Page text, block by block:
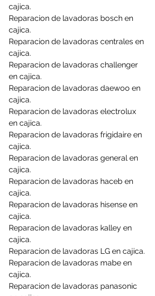
cajica.
Reparacion de lavadoras bosch en
cajica.
Reparacion de lavadoras centrales en
cajica.
Reparacion de lavadoras challenger
en cajica.
Reparacion de lavadoras daewoo en
cajica.
Reparacion de lavadoras electrolux
en cajica.
Reparacion de lavadoras frigidaire en
cajica.
Reparacion de lavadoras general en
cajica.
Reparacion de lavadoras haceb en
cajica.
Reparacion de lavadoras hisense en
cajica.
Reparacion de lavadoras kalley en
cajica.
Reparacion de lavadoras LG en cajica.
Reparacion de lavadoras mabe en
cajica.
Reparacion de lavadoras panasonic